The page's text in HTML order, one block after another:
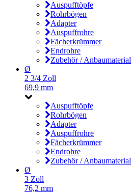
Auspufftöpfe
Rohrbögen
Adapter
Auspuffrohre
Fächerkrümmer
Endrohre
Zubehör / Anbaumaterial
Ø
2 3/4 Zoll
69,9 mm
Auspufftöpfe
Rohrbögen
Adapter
Auspuffrohre
Fächerkrümmer
Endrohre
Zubehör / Anbaumaterial
Ø
3 Zoll
76,2 mm